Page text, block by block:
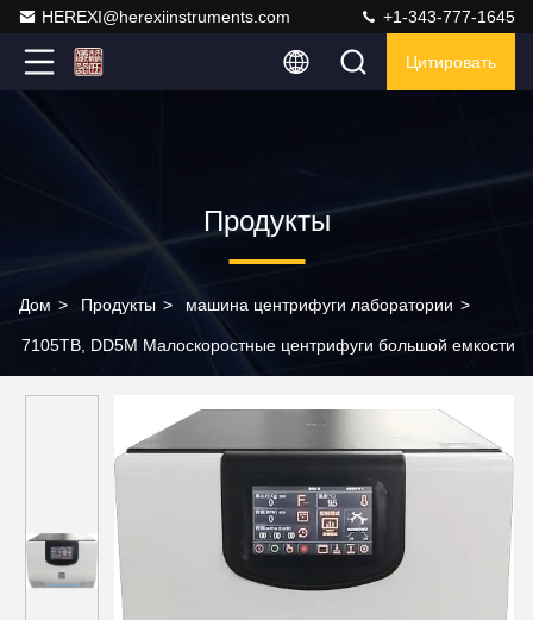
HEREXI@herexiinstruments.com +1-343-777-1645
Цитировать
Продукты
Дом > Продукты > машина центрифуги лаборатории >
7105TB, DD5M Малоскоростные центрифуги большой емкости